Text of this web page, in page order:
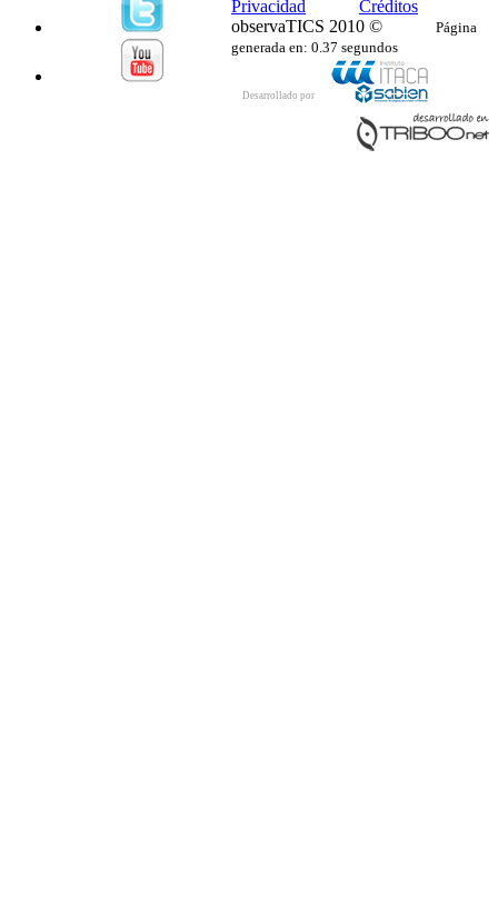
Privacidad
Créditos
observaTICS 2010 ©
Página
generada en: 0.37 segundos
Desarrollado por